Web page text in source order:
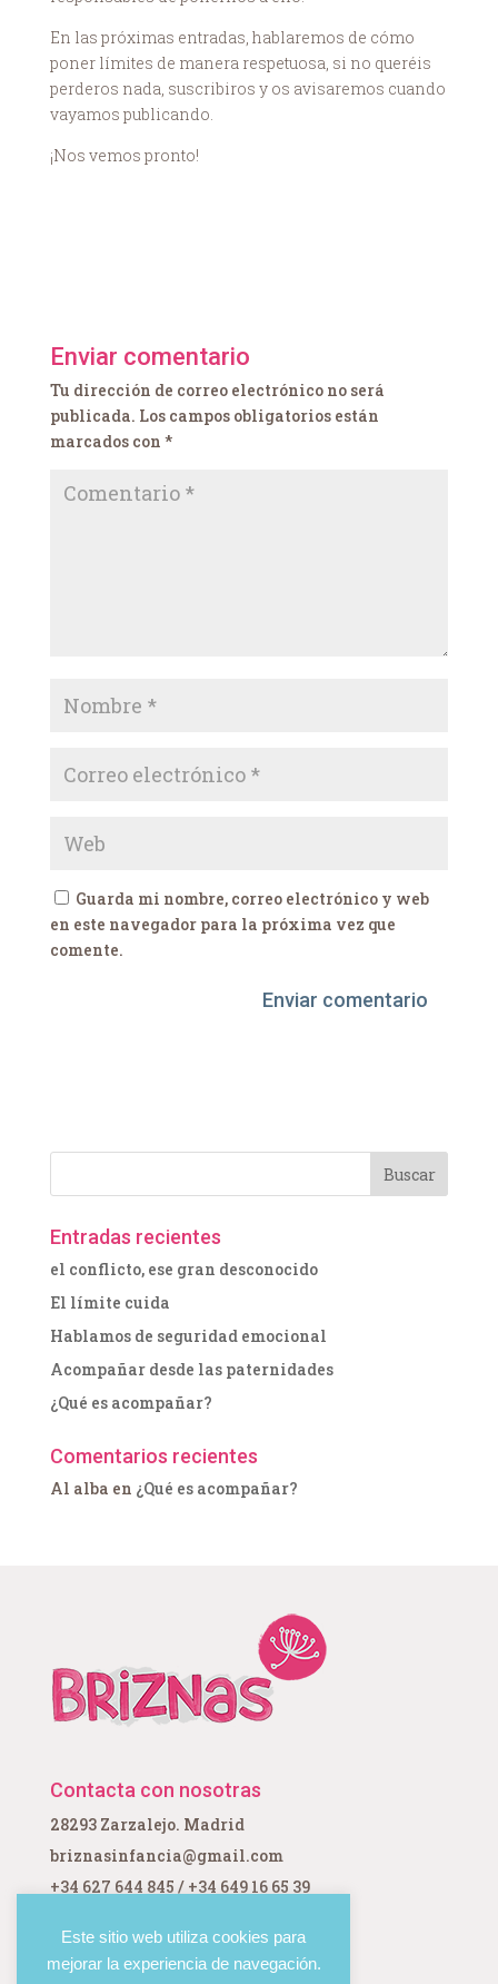
En las próximas entradas, hablaremos de cómo
poner límites de manera respetuosa, si no queréis
perderos nada, suscribiros y os avisaremos cuando
vayamos publicando.
¡Nos vemos pronto!
Enviar comentario
Tu dirección de correo electrónico no será
publicada. Los campos obligatorios están
marcados con *
Guarda mi nombre, correo electrónico y web
en este navegador para la próxima vez que
comente.
Entradas recientes
el conflicto, ese gran desconocido
El límite cuida
Hablamos de seguridad emocional
Acompañar desde las paternidades
¿Qué es acompañar?
Comentarios recientes
Al alba en ¿Qué es acompañar?
Contacta con nosotras
28293 Zarzalejo. Madrid
briznasinfancia@gmail.com
+34 627 644 845 / +34 649 16 65 39
Este sitio web utiliza cookies para
mejorar la experiencia de navegación.